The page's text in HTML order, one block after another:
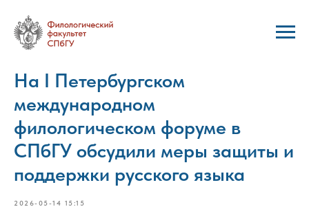
На I Петербургском
международном
филологическом форуме в
СПбГУ обсудили меры защиты и
поддержки русского языка
2026-05-14 15:15